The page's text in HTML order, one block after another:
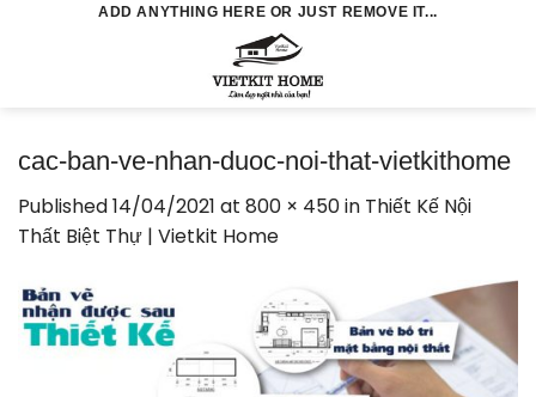
ADD ANYTHING HERE OR JUST REMOVE IT...
cac-ban-ve-nhan-duoc-noi-that-vietkithome
Published14/04/2021 at 800 × 450in Thiết Kế Nội
Thất Biệt Thự | Vietkit Home